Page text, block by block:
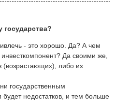
государства?
- это хорошо. Да? А чем
Да своими же,
(возрастающих), либо из
государственным
недостатков, и тем больше